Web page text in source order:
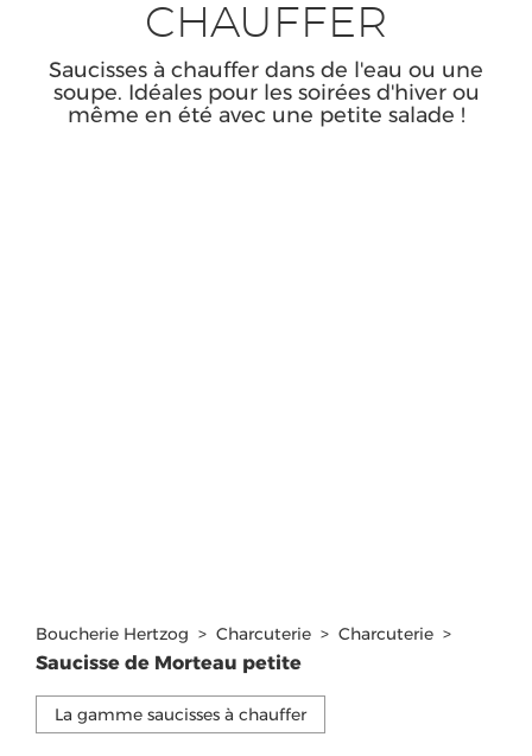
CHAUFFER
Saucisses à chauffer dans de l'eau ou une
soupe. Idéales pour les soirées d'hiver ou
même en été avec une petite salade !
Boucherie Hertzog > Charcuterie > Charcuterie >
Saucisse de Morteau petite
La gamme saucisses à chauffer